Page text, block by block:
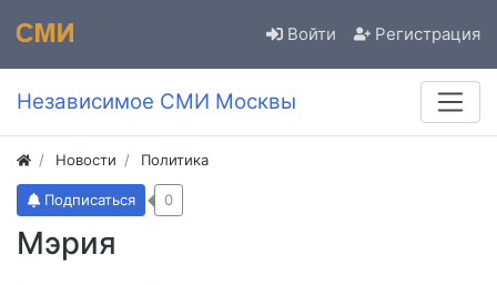
Войти Регистрация
Независимое СМИ Москвы
Новости Политика
Мэрия
Подписаться 0